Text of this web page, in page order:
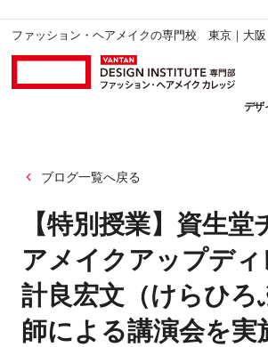
ファッション・ヘアメイクの専門校 東京｜大阪
デザ
ブログ一覧へ戻る
【特別授業】資生堂
アメイクアップデ
計良宏文（けらひろ
師による講演会を実